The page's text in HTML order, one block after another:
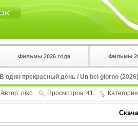
Фильмы 2026 года Фильмы
В один прекрасный день / Un bel giorno (2026)
Автор: niko Просмотров: 41
Нажмите на
!!!Если Вы с
верхнем углу!!!